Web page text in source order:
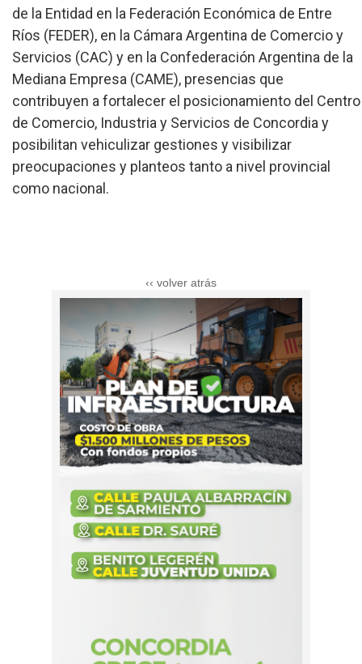
de la Entidad en la Federación Económica de Entre
Ríos (FEDER), en la Cámara Argentina de Comercio y
Servicios (CAC) y en la Confederación Argentina de la
Mediana Empresa (CAME), presencias que
contribuyen a fortalecer el posicionamiento del Centro
de Comercio, Industria y Servicios de Concordia y
posibilitan vehiculizar gestiones y visibilizar
preocupaciones y planteos tanto a nivel provincial
como nacional.
‹‹ volver atrás